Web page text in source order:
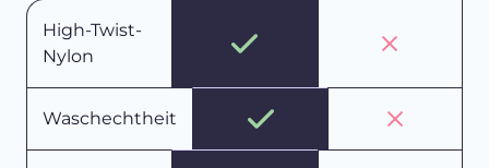
High-Twist-
Nylon
Waschechtheit